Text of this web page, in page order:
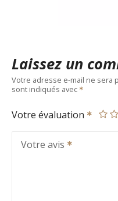
Laissez un
Votre adresse e-mail ne sera
sont indiqués avec
Votre évaluation
Votre avis